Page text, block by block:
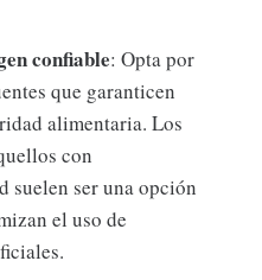
confiable: Opta por
que garanticen
alimentaria. Los
con
suelen ser una opción
el uso de